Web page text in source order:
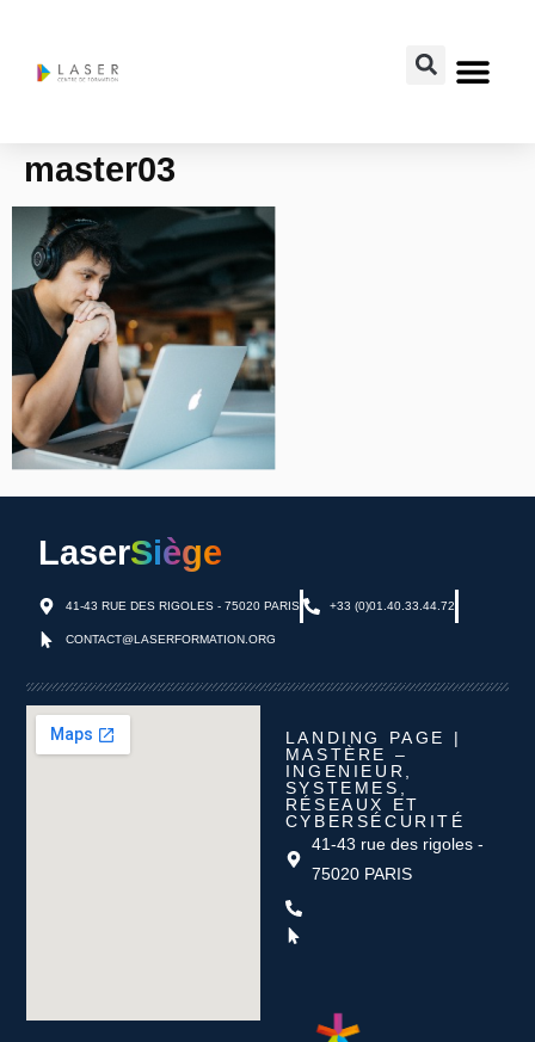
master03
LaserSiège
41-43 RUE DES RIGOLES - 75020 PARIS +33 (0)01.40.33.44.72
CONTACT@LASERFORMATION.ORG
LANDING PAGE |
MASTÈRE –
INGENIEUR,
SYSTEMES,
RÉSEAUX ET
CYBERSÉCURITÉ
41-43 rue des rigoles -
75020 PARIS